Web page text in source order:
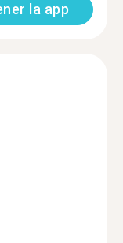
la app